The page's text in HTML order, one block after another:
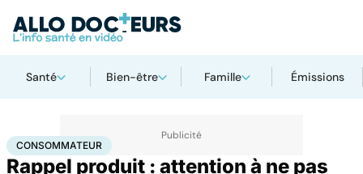
Santé Bien-être Famille Émissions
AccueilSantéConsommateur
CONSOMMATEUR
Rappel produit : attention à ne pas